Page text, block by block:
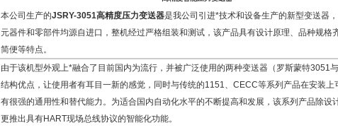
本公司生产的JSRY-3051高精度压力变送器是我公司引进*技术和设备生产的新型变送器，
元器件和零部件均源自进口，整机经过严格组装和测试，该产品具有设计原理、品种规格
简便等特点。
由于该机型外观上*融合了目前国内为流行，并被广泛使用的两种变送器（罗斯蒙特3051
结构优点，让使用者有耳目一新的感觉，同时与传统的1151、CECC等系列产品在安装上
有很强的通用性和替代能力。为适合国内自动化水平的不断提高和发展，该系列产品除设
更推出具有HART现场总线协议的智能化功能。